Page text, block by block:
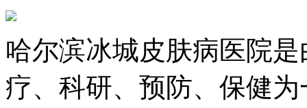
哈尔滨冰城皮肤病医院
疗、科研、预防、保健